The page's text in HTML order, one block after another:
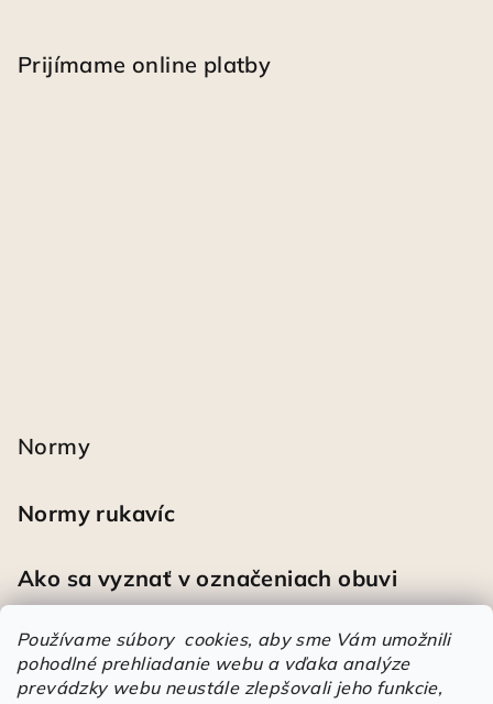
Používame súbory cookies, aby sme Vám umožnili
pohodlné prehliadanie webu a vďaka analýze
prevádzky webu neustále zlepšovali jeho funkcie,
Prijímame online platby
Normy
Normy rukavíc
Ako sa vyznať v označeniach obuvi
Heureka